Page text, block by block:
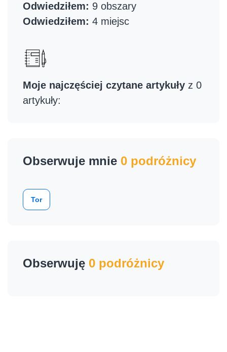
Odwiedziłem: 9 obszary
Odwiedziłem: 4 miejsc
Moje najczęściej czytane artykuły z 0
artykuły:
Obserwuje mnie 0 podróżnicy
Tor
Obserwuję 0 podróżnicy